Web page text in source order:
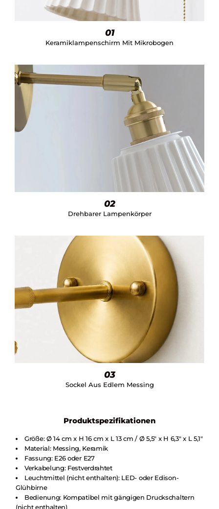
01
Keramiklampenschirm Mit Mikrobogen
02
Drehbarer Lampenkörper
03
Sockel Aus Edlem Messing
Produktspezifikationen
Größe: Ø 14 cm x H 16 cm x L 13 cm / Ø 5,5″ x H 6,3″ x L 5,1″
Material: Messing, Keramik
Fassung: E26 oder E27
Verkabelung: Festverdrahtet
Leuchtmittel (nicht enthalten): LED- oder Edison-
Glühbirne
Bedienung: Kompatibel mit gängigen Druckschaltern
(nicht enthalten)